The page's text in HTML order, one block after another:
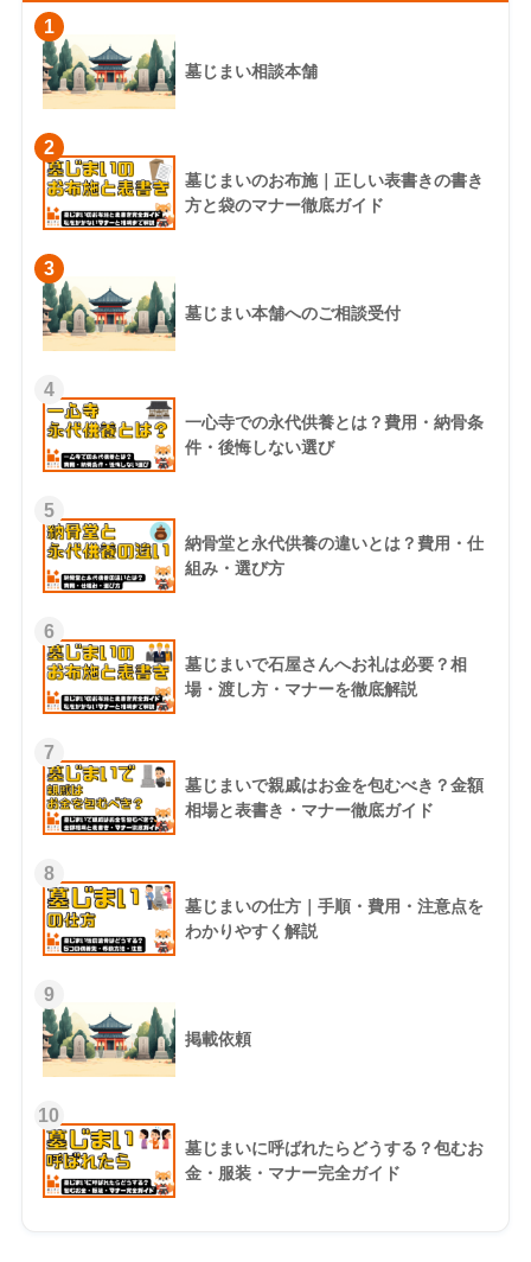
1
墓じまい相談本舗
2
墓じまいのお布施｜正しい表書きの書き
方と袋のマナー徹底ガイド
3
墓じまい本舗へのご相談受付
4
一心寺での永代供養とは？費用・納骨条
件・後悔しない選び
5
納骨堂と永代供養の違いとは？費用・仕
組み・選び方
6
墓じまいで石屋さんへお礼は必要？相
場・渡し方・マナーを徹底解説
7
墓じまいで親戚はお金を包むべき？金額
相場と表書き・マナー徹底ガイド
8
墓じまいの仕方｜手順・費用・注意点を
わかりやすく解説
9
掲載依頼
10
墓じまいに呼ばれたらどうする？包むお
金・服装・マナー完全ガイド